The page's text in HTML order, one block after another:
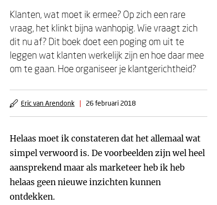
Klanten, wat moet ik ermee? Op zich een rare
vraag, het klinkt bijna wanhopig. Wie vraagt zich
dit nu af? Dit boek doet een poging om uit te
leggen wat klanten werkelijk zijn en hoe daar mee
om te gaan. Hoe organiseer je klantgerichtheid?
Eric van Arendonk | 26 februari 2018
Helaas moet ik constateren dat het allemaal wat
simpel verwoord is. De voorbeelden zijn wel heel
aansprekend maar als marketeer heb ik heb
helaas geen nieuwe inzichten kunnen
ontdekken.